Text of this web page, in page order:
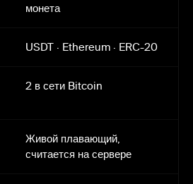
монета
USDT · Ethereum · ERC-20
2 в сети Bitcoin
Живой плавающий,
считается на сервере